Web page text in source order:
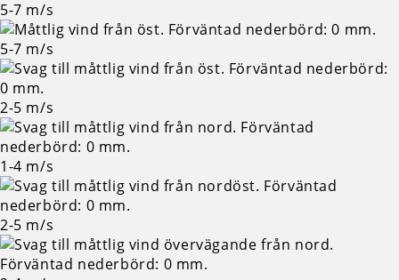
5-7 m/s
5-7 m/s
2-5 m/s
1-4 m/s
2-5 m/s